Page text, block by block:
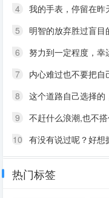
4
我的手表，停留在昨
5
明智的放弃胜过盲目的执着
6
努力到一定程度，幸
7
内心难过也不要把自己丢在黑暗中，无限放大自己的情绪。按时睡觉，好好
8
这个道路自己选择的
9
不赶什么浪潮,也不
10 有没有说过呢？好想
热门标签